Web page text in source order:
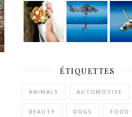
ÉTIQUETTES
ANIMALS AUTOMOTIVE
BEAUTY DOGS FOOD